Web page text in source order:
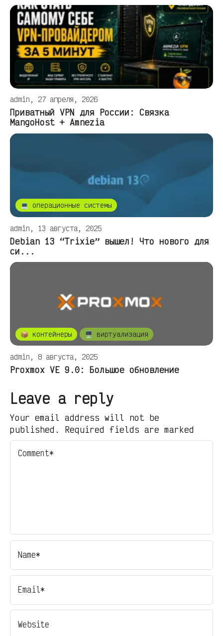
admin, 27 апреля, 2026
Приватный VPN для России: Связка
MangoHost + Amnezia
💻 операционные системы
admin, 13 августа, 2025
Debian 13 “Trixie” вышел! Что нового для
си...
📦 контейнеры 🖥️ виртуализация
admin, 8 августа, 2025
Proxmox VE 9.0: Большое обновление
Leave a reply
Your email address will not be
published. Required fields are marked